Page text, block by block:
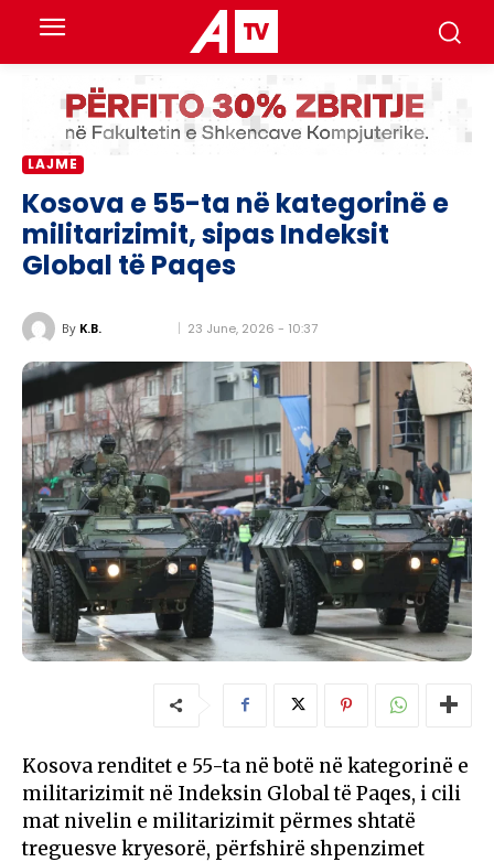
LAJME
Kosova e 55-ta në kategorinë e
militarizimit, sipas Indeksit
Global të Paqes
By K.B. 23 June, 2026 - 10:37
Kosova renditet e 55-ta në botë në kategorinë e
militarizimit në Indeksin Global të Paqes, i cili
mat nivelin e militarizimit përmes shtatë
treguesve kryesorë, përfshirë shpenzimet